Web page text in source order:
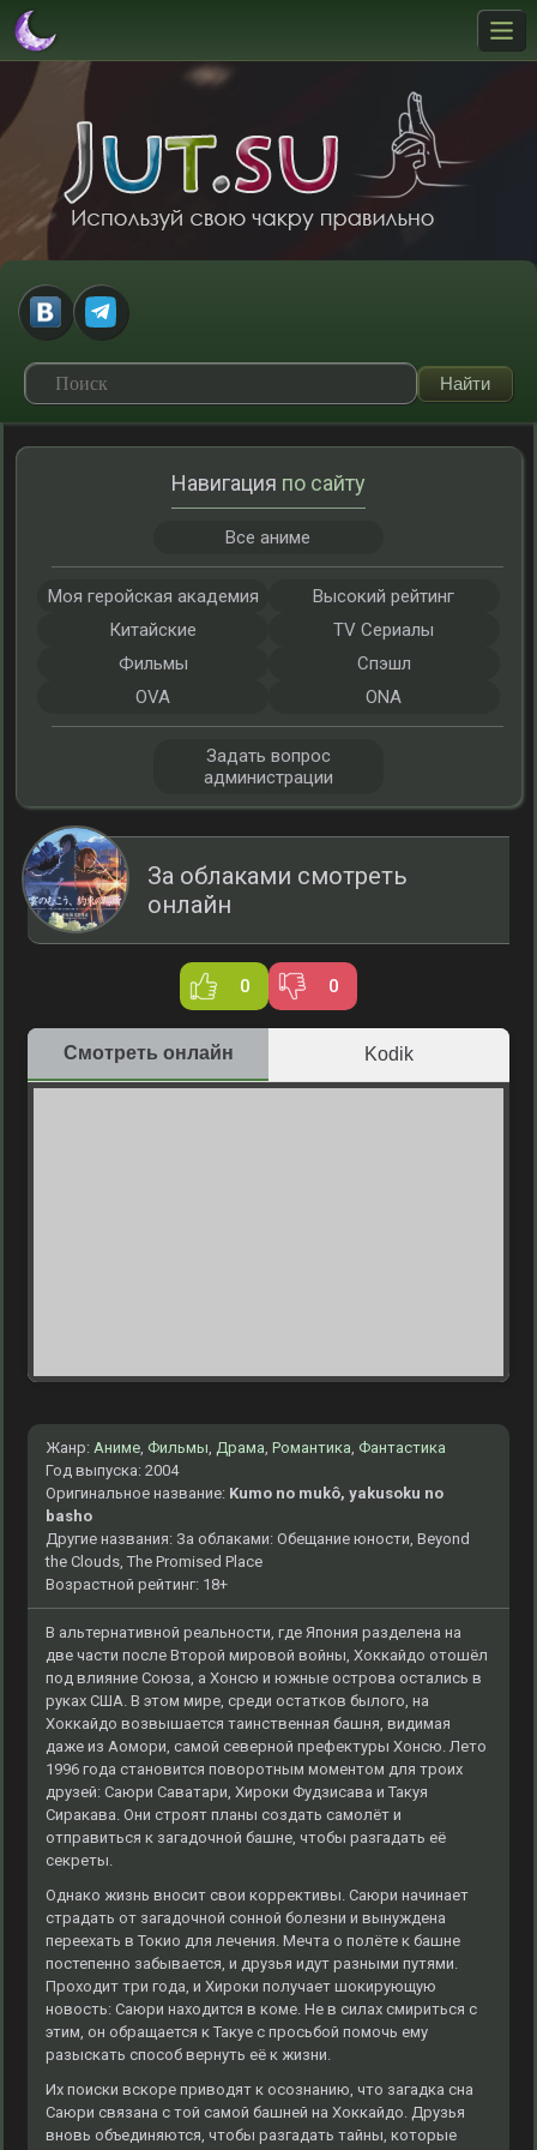
За облаками смотреть
онлайн
0 0
Смотреть онлайн Kodik
Жанр: Аниме, Фильмы, Драма, Романтика, Фантастика
Год выпуска: 2004
Оригинальное название: Kumo no mukô, yakusoku no
basho
Другие названия: За облаками: Обещание юности, Beyond
the Clouds, The Promised Place
Возрастной рейтинг: 18+
В альтернативной реальности, где Япония разделена на
две части после Второй мировой войны, Хоккайдо отошёл
под влияние Союза, а Хонсю и южные острова остались в
руках США. В этом мире, среди остатков былого, на
Хоккайдо возвышается таинственная башня, видимая
даже из Аомори, самой северной префектуры Хонсю. Лето
1996 года становится поворотным моментом для троих
друзей: Саюри Саватари, Хироки Фудзисава и Такуя
Сиракава. Они строят планы создать самолёт и
отправиться к загадочной башне, чтобы разгадать её
секреты.
Однако жизнь вносит свои коррективы. Саюри начинает
страдать от загадочной сонной болезни и вынуждена
переехать в Токио для лечения. Мечта о полёте к башне
постепенно забывается, и друзья идут разными путями.
Проходит три года, и Хироки получает шокирующую
новость: Саюри находится в коме. Не в силах смириться с
этим, он обращается к Такуе с просьбой помочь ему
разыскать способ вернуть её к жизни.
Их поиски вскоре приводят к осознанию, что загадка сна
Саюри связана с той самой башней на Хоккайдо. Друзья
вновь объединяются, чтобы разгадать тайны, которые
Навигация по сайту
Все аниме
Моя геройская академия
Высокий рейтинг
Китайские
TV Сериалы
Фильмы
Спэшл
OVA
ONA
Задать вопрос
администрации